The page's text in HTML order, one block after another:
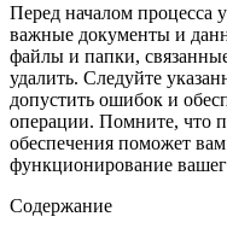
Перед началом процесса
важные документы и
файлы и папки,
удалить. Следуйте
допустить ошибок и
операции. Помните, что
обеспечения поможет
функционирование
Содержание